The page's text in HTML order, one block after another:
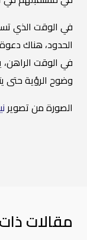
في الوقت الذي
الحدود، هناك
وضوح الرؤية حتى
الصورة من تصوير
مقالات